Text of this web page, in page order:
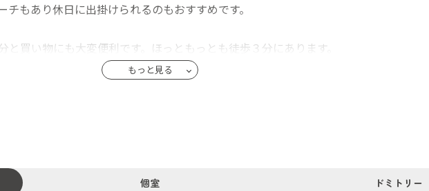
もあり休日に出掛けられるのもおすすめです。
買い物にも大変便利です。ほっともっとも徒歩３分にあります。
もっと見る
個室 ドミトリー